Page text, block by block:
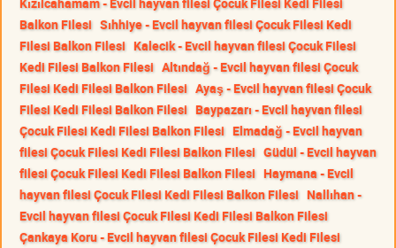
Balkon Filesi Sıhhiye - Evcil hayvan filesi Çocuk Filesi Kedi
Filesi Balkon Filesi Kalecik - Evcil hayvan filesi Çocuk Filesi
Kedi Filesi Balkon Filesi Altındağ - Evcil hayvan filesi Çocuk
Filesi Kedi Filesi Balkon Filesi Ayaş - Evcil hayvan filesi Çocuk
Filesi Kedi Filesi Balkon Filesi Baypazarı - Evcil hayvan filesi
Çocuk Filesi Kedi Filesi Balkon Filesi Elmadağ - Evcil hayvan
filesi Çocuk Filesi Kedi Filesi Balkon Filesi Güdül - Evcil hayvan
filesi Çocuk Filesi Kedi Filesi Balkon Filesi Haymana - Evcil
hayvan filesi Çocuk Filesi Kedi Filesi Balkon Filesi Nallıhan -
Evcil hayvan filesi Çocuk Filesi Kedi Filesi Balkon Filesi
Çankaya Koru - Evcil hayvan filesi Çocuk Filesi Kedi Filesi